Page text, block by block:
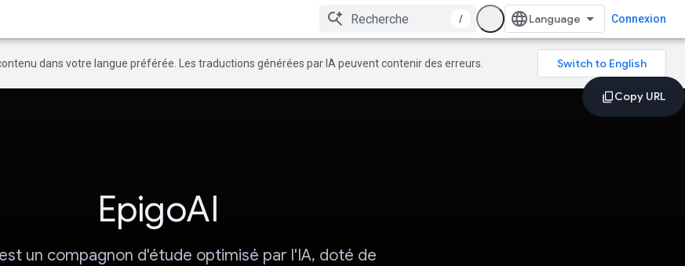
/ Connexion
dans votre langue préférée. Les traductions générées par IA peuvent contenir des erreurs.
EpigoAI
un compagnon d'étude optimisé par l'IA, doté de